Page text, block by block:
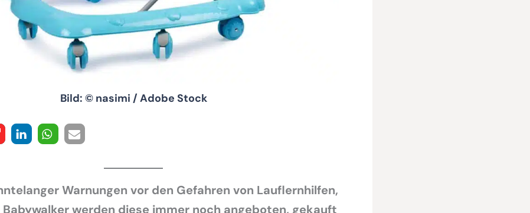
Bild: © nasimi / Adobe Stock
Warnungen vor den Gefahren von Lauflernhilfen,
Babywalker werden diese immer noch angeboten, gekauft